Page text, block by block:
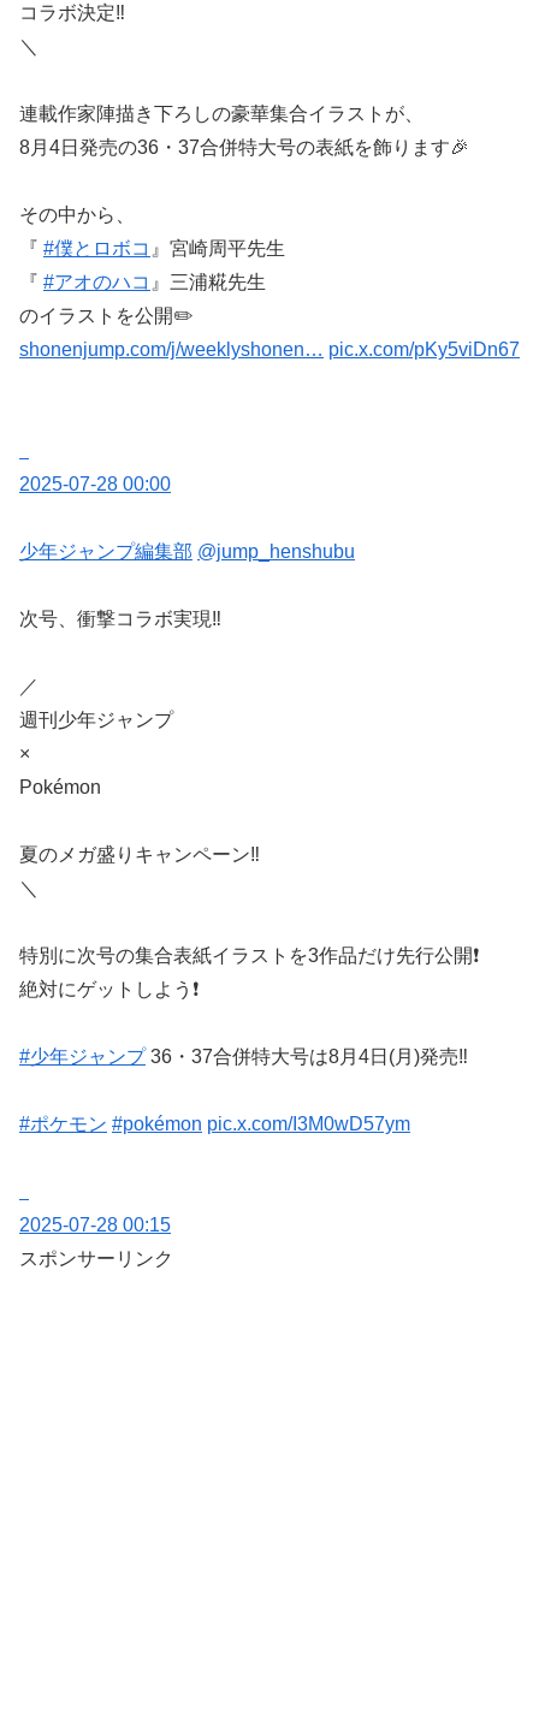
コラボ決定‼️
＼
連載作家陣描き下ろしの豪華集合イラストが、
8月4日発売の36・37合併特大号の表紙を飾ります🎉
その中から、
『 #僕とロボコ 』宮崎周平先生
『 #アオのハコ 』三浦糀先生
のイラストを公開✏️
shonenjump.com/j/weeklyshonen… pic.x.com/pKy5viDn67
2025-07-28 00:00
少年ジャンプ編集部 @jump_henshubu
次号、衝撃コラボ実現‼️
／
週刊少年ジャンプ
×
Pokémon
夏のメガ盛りキャンペーン‼️
＼
特別に次号の集合表紙イラストを3作品だけ先行公開❗️
絶対にゲットしよう❗️
#少年ジャンプ36・37合併特大号は8月4日(月)発売‼️
#ポケモン #pokémon pic.x.com/I3M0wD57ym
2025-07-28 00:15
スポンサーリンク